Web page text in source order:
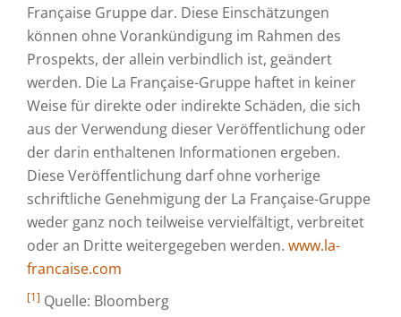
Française Gruppe dar. Diese Einschätzungen
können ohne Vorankündigung im Rahmen des
Prospekts, der allein verbindlich ist, geändert
werden. Die La Française-Gruppe haftet in keiner
Weise für direkte oder indirekte Schäden, die sich
aus der Verwendung dieser Veröffentlichung oder
der darin enthaltenen Informationen ergeben.
Diese Veröffentlichung darf ohne vorherige
schriftliche Genehmigung der La Française-Gruppe
weder ganz noch teilweise vervielfältigt, verbreitet
oder an Dritte weitergegeben werden. www.la-
francaise.com
[1] Quelle: Bloomberg